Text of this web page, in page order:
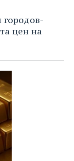
городов-
цен на